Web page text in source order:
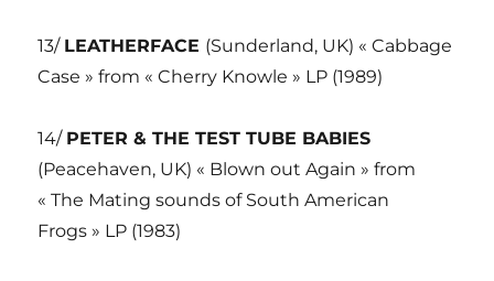
13/ LEATHERFACE (Sunderland, UK) « Cabbage
Case » from « Cherry Knowle » LP (1989)
14/ PETER & THE TEST TUBE BABIES
(Peacehaven, UK) « Blown out Again » from
« The Mating sounds of South American
Frogs » LP (1983)